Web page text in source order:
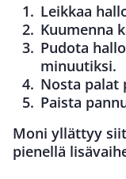
Leikkaa
Kuumenna
Pudota
minuutiksi.
Nosta palat
Paista
Moni yllättyy
pienellä